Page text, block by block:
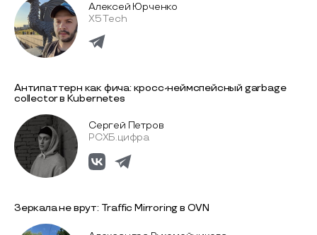
Алексей Юрченко
X5 Tech
Антипаттерн как фича: кросс-неймспейсный garbage
collector в Kubernetes
Сергей Петров
РСХБ.цифра
Зеркала не врут: Traffic Mirroring в OVN